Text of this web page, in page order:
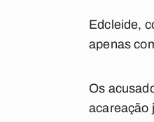
Edcleide,
apenas
Os
acareação